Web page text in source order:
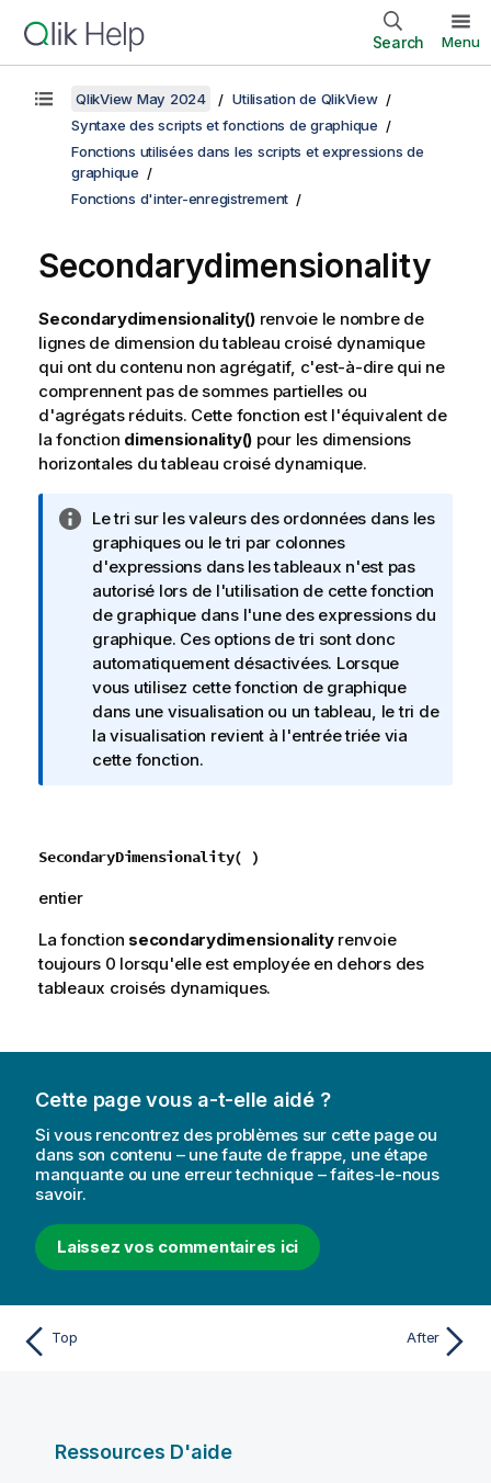
Search Menu
QlikView May 2024
Utilisation de QlikView
Syntaxe des scripts et fonctions de graphique
Fonctions utilisées dans les scripts et expressions de
graphique
Fonctions d'inter-enregistrement
Secondarydimensionality
Secondarydimensionality()renvoie le nombre de
lignes de dimension du tableau croisé dynamique
qui ont du contenu non agrégatif, c'est-à-dire qui ne
comprennent pas de sommes partielles ou
d'agrégats réduits. Cette fonction est l'équivalent de
la fonction dimensionality() pour les dimensions
horizontales du tableau croisé dynamique.
N
o
t
e
I
n
f
o
r
m
a
n
Le tri sur les valeurs des ordonnées dans les
graphiques ou le tri par colonnes
d'expressions dans les tableaux n'est pas
autorisé lors de l'utilisation de cette fonction
de graphique dans l'une des expressions du
graphique. Ces options de tri sont donc
automatiquement désactivées. Lorsque
vous utilisez cette fonction de graphique
dans une visualisation ou un tableau, le tri de
la visualisation revient à l'entrée triée via
cette fonction.
SecondaryDimensionality( )
entier
La fonction secondarydimensionalityrenvoie
toujours 0 lorsqu'elle est employée en dehors des
tableaux croisés dynamiques.
Cette page vous a-t-elle aidé ?
Si vous rencontrez des problèmes sur cette page ou
dans son contenu – une faute de frappe, une étape
manquante ou une erreur technique – faites-le-nous
savoir.
Laissez vos commentaires ici
Top After
Ressources D'aide